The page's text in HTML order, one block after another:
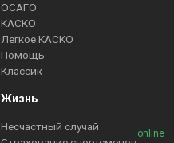
ОСАГО
КАСКО
Легкое КАСКО
Помощь
Классик
Жизнь
Несчастный случай
online